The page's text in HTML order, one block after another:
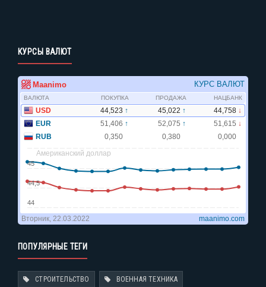
КУРСЫ ВАЛЮТ
ПОПУЛЯРНЫЕ ТЕГИ
СТРОИТЕЛЬСТВО ВОЕННАЯ ТЕХНИКА